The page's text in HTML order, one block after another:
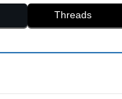
Threads